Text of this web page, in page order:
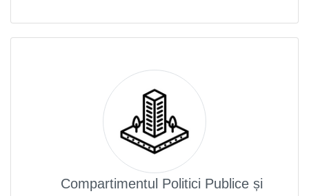
Compartimentul Politici Publice și